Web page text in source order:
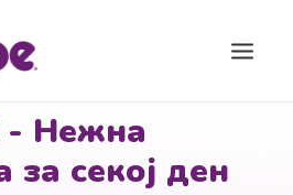
- Нежна
за секој ден